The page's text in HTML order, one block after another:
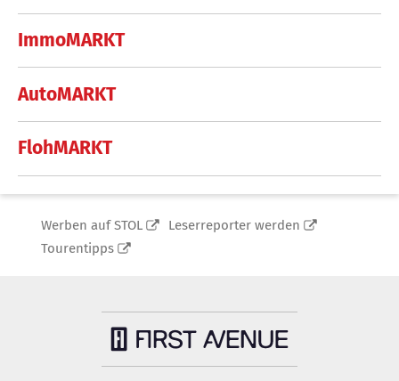
ImmoMARKT
AutoMARKT
FlohMARKT
Werben auf STOL
Leserreporter werden
Tourentipps